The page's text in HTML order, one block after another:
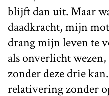
blijft dan uit. Maar
daadkracht, mijn
drang mijn leven te
als onverlicht
zonder deze drie
relativering zonder